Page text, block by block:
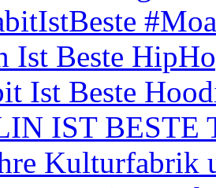
Ist Beste
Ist Beste
IST BESTE
Kulturfabrik